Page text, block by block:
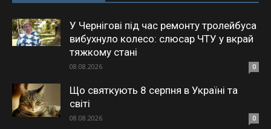
У Чернігові під час ремонту тролейбуса
вибухнуло колесо: слюсар ЧТУ у вкрай
тяжкому стані
08.08.2026 0
Що святкують 8 серпня в Україні та
світі
08.08.2026 0